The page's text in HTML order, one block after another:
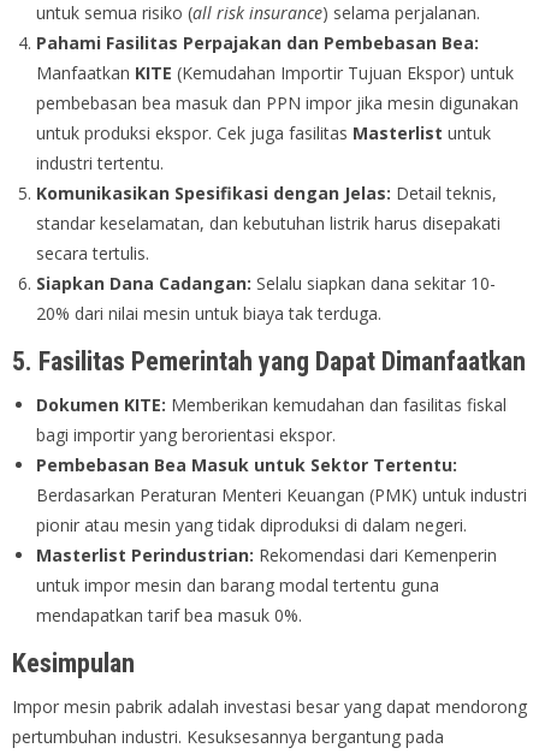
untuk semua risiko (all risk insurance) selama perjalanan.
Pahami Fasilitas Perpajakan dan Pembebasan Bea:
Manfaatkan KITE (Kemudahan Importir Tujuan Ekspor) untuk
pembebasan bea masuk dan PPN impor jika mesin digunakan
untuk produksi ekspor. Cek juga fasilitas Masterlist untuk
industri tertentu.
Komunikasikan Spesifikasi dengan Jelas: Detail teknis,
standar keselamatan, dan kebutuhan listrik harus disepakati
secara tertulis.
Siapkan Dana Cadangan: Selalu siapkan dana sekitar 10-
20% dari nilai mesin untuk biaya tak terduga.
5. Fasilitas Pemerintah yang Dapat Dimanfaatkan
Dokumen KITE: Memberikan kemudahan dan fasilitas fiskal
bagi importir yang berorientasi ekspor.
Pembebasan Bea Masuk untuk Sektor Tertentu:
Berdasarkan Peraturan Menteri Keuangan (PMK) untuk industri
pionir atau mesin yang tidak diproduksi di dalam negeri.
Masterlist Perindustrian: Rekomendasi dari Kemenperin
untuk impor mesin dan barang modal tertentu guna
mendapatkan tarif bea masuk 0%.
Kesimpulan
Impor mesin pabrik adalah investasi besar yang dapat mendorong
pertumbuhan industri. Kesuksesannya bergantung pada